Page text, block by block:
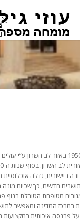
מושב עין שריד נוסד בשנת 1950 באזור לב
ביישובים, גדלה
מטופחת הטובלת בנוף
במרכז המדינה ומאפשר
פרנסה איכותית במקצועות